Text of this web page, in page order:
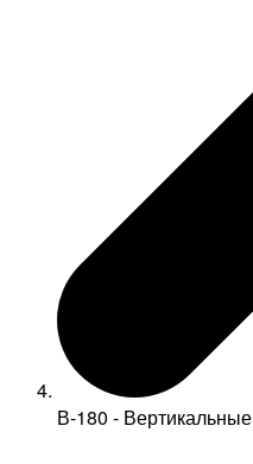
В-180 - Вертикальные